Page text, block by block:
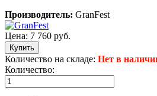
Производитель: GranFest
Цена: 7 760 руб.
Количество на складе: Нет в
Количество: